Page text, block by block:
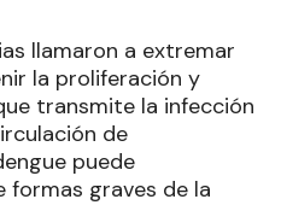
llamaron a extremar
la proliferación y
transmite la infección
de
puede
formas graves de la